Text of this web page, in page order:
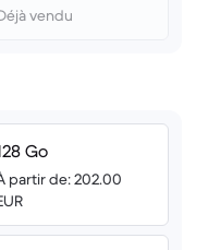
vendu
Go
partir de: 202.00